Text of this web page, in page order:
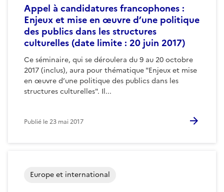
Appel à candidatures francophones :
Enjeux et mise en œuvre d’une politique
des publics dans les structures
culturelles (date limite : 20 juin 2017)
Ce séminaire, qui se déroulera du 9 au 20 octobre
2017 (inclus), aura pour thématique "Enjeux et mise
en œuvre d’une politique des publics dans les
structures culturelles". Il...
Publié le23 mai 2017
Europe et international